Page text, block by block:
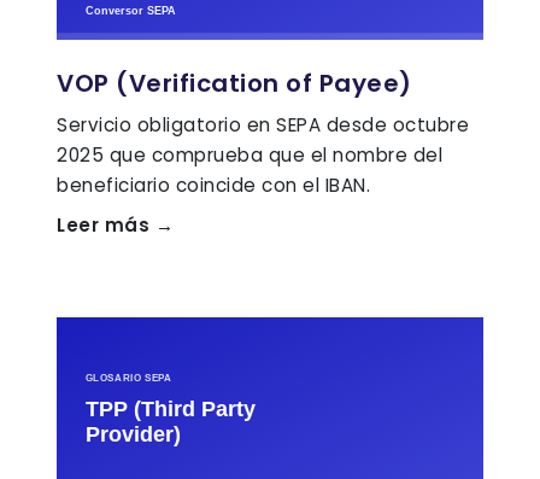
VOP (Verification of Payee)
Servicio obligatorio en SEPA desde octubre
2025 que comprueba que el nombre del
beneficiario coincide con el IBAN.
Leer más →